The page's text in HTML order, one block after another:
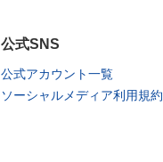
公式SNS
公式アカウント一覧
ソーシャルメディア利用規約